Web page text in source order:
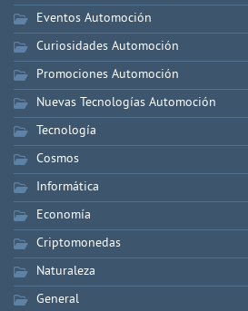
Eventos Automoción
Curiosidades Automoción
Promociones Automoción
Nuevas Tecnologías Automoción
Tecnología
Cosmos
Informática
Economía
Criptomonedas
Naturaleza
General